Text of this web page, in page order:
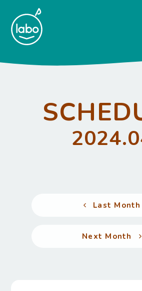
Last Month
Next Month